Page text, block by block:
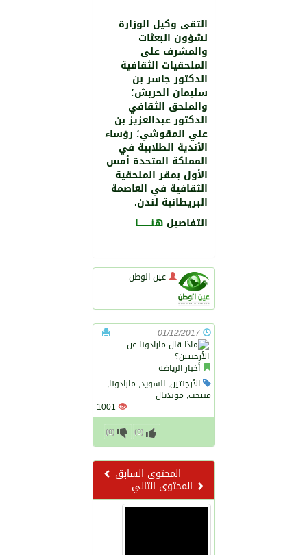
التقى وكيل الوزارة
لشؤون البعثات
والمشرف على
الملحقيات الثقافية
الدكتور جاسر بن
سليمان الحربش؛
والملحق الثقافي
الدكتور عبدالعزيز بن
علي المقوشي؛ رؤساء
الأندية الطلابية في
المملكة المتحدة أمس
الأول بمقر الملحقية
الثقافية في العاصمة
البريطانية لندن.
التفاصيلهنـــــــــا
عين الوطن
01/12/2017
أخبار الرياضة
الأرجنتين, السويد, مارادونا,
منتخب, مونديال
1001
(
0
) (
0
)
المحتوى السابق
المحتوى التالي